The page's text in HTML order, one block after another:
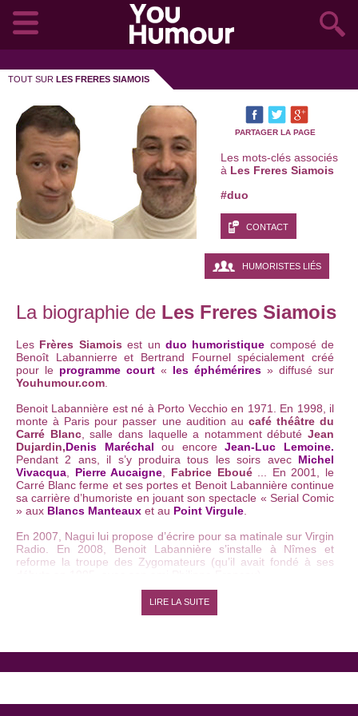
TOUT SUR LES FRERES SIAMOIS
PARTAGER LA PAGE
Les mots-clés associés
à Les Freres Siamois
#duo
CONTACT
HUMORISTES LIÉS
La biographie de Les Freres Siamois
Les Frères Siamois est un duo humoristique composé de
Benoît Labannierre et Bertrand Fournel spécialement créé
pour le programme court « les éphémérires » diffusé sur
Youhumour.com
Benoit Labannière est né à Porto Vecchio en 1971. En 1998, il
monte à Paris pour passer une audition au café théâtre du
Carré Blanc, salle dans laquelle a notamment débuté Jean
Dujardin,Denis Maréchal ou encoreJean-Luc Lemoine.
Pendant 2 ans, il s’y produira tous les soirs avec Michel
Vivacqua
Pierre Aucaigne Fabrice Eboué... En 2001, le
Carré Blanc ferme et ses portes et Benoit Labannière continue
sa carrière d’humoriste en jouant son spectacle « Serial Comic
» aux Blancs Manteaux et au Point Virgule
En 2007, Nagui lui propose d’écrire pour sa matinale sur Virgin
Radio. En 2008, Benoit Labannière s’installe à Nîmes et
reforme la troupe des Zygomateurs (qu’il avait fondé à ses
Cette même année, Benoit Labannière croise le chemin de
et propose avec Bertrand Fournel un programme
avec humour un événement qui s’est passé à cette date.
Récemment, Benoit Labannière a participé à l’émission de
LIRE LA SUITE